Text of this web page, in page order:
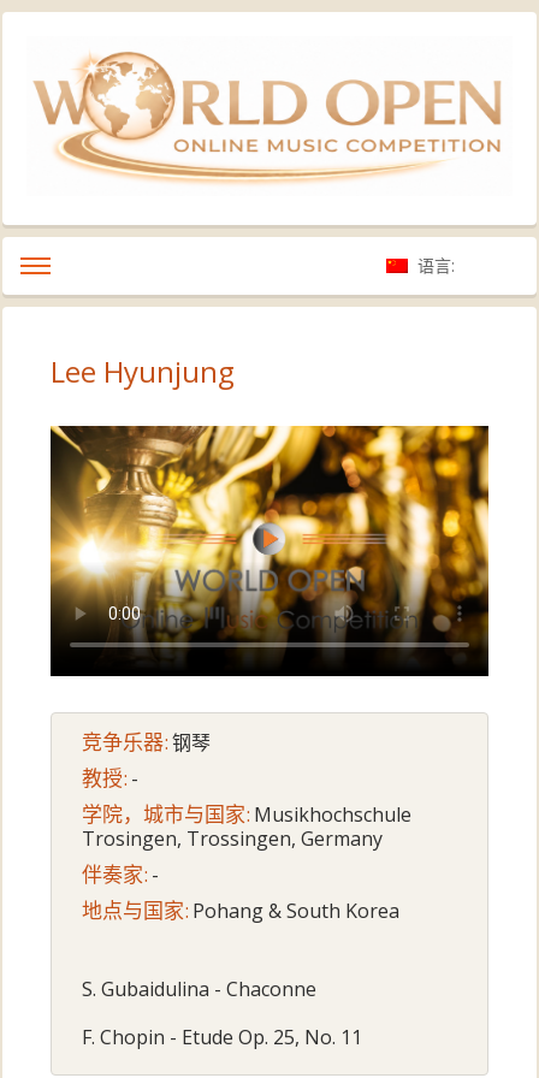
语言:
Lee Hyunjung
竞争乐器:钢琴
教授: -
学院，城市与国家: Musikhochschule
Trosingen, Trossingen, Germany
伴奏家: -
地点与国家: Pohang & South Korea
S. Gubaidulina - Chaconne
F. Chopin - Etude Op. 25, No. 11